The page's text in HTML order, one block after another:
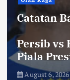
Toko
Laku
August 3,